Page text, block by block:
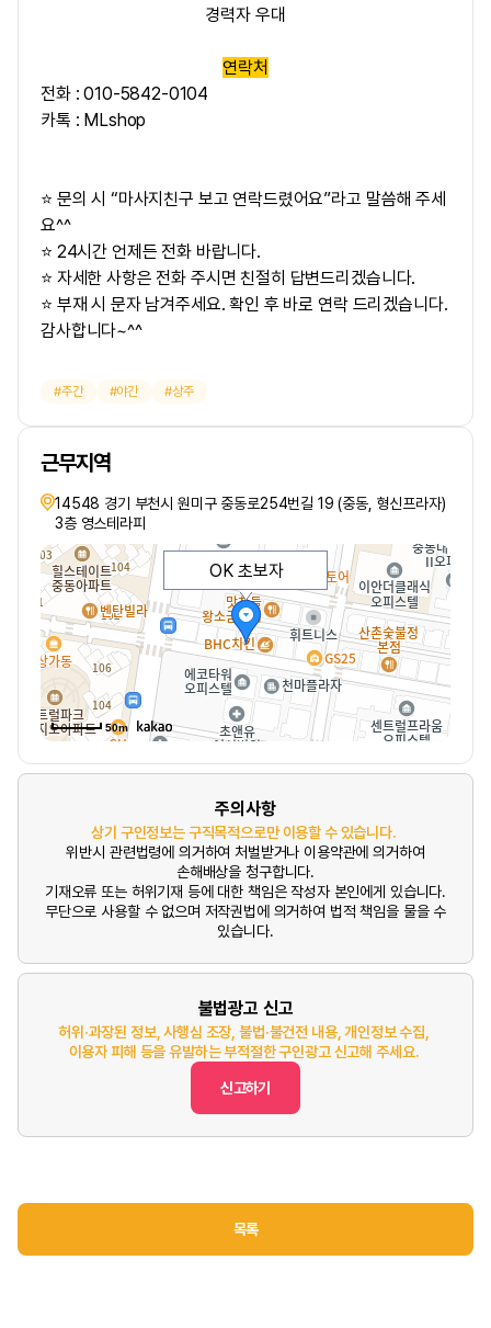
경력자 우대
연락처
전화 : 010-5842-0104
카톡 : MLshop
⭐ 문의 시 “마사지친구 보고 연락드렸어요”라고 말씀해 주세
요^^
⭐ 24시간 언제든 전화 바랍니다.
⭐ 자세한 사항은 전화 주시면 친절히 답변드리겠습니다.
⭐ 부재 시 문자 남겨주세요. 확인 후 바로 연락 드리겠습니다.
감사합니다~^^
주간 야간 상주
근무지역
14548 경기 부천시 원미구 중동로254번길 19 (중동, 형신프라자)
3층 영스테라피
OK 초보자
50m
주의사항
상기 구인정보는 구직목적으로만 이용할 수 있습니다.
위반시 관련법령에 의거하여 처벌받거나 이용약관에 의거하여
손해배상을 청구합니다.
기재오류 또는 허위기재 등에 대한 책임은 작성자 본인에게 있습니다.
무단으로 사용할 수 없으며 저작권법에 의거하여 법적 책임을 물을 수
있습니다.
불법광고 신고
허위·과장된 정보, 사행심 조장, 불법·불건전 내용, 개인정보 수집,
이용자 피해 등을 유발하는 부적절한 구인광고 신고해 주세요.
신고하기
목록